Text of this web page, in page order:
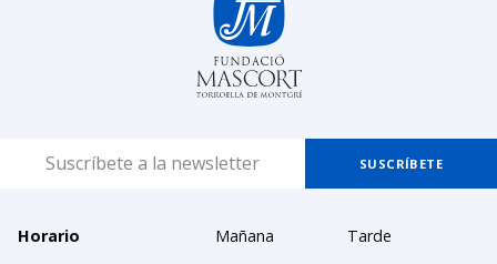
Horario Mañana
Tarde